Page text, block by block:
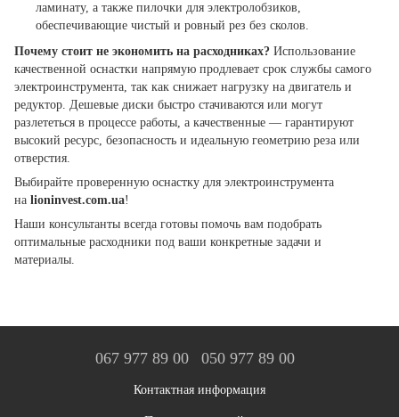
ламинату, а также пилочки для электролобзиков,
обеспечивающие чистый и ровный рез без сколов.
Почему стоит не экономить на расходниках? Использование
качественной оснастки напрямую продлевает срок службы самого
электроинструмента, так как снижает нагрузку на двигатель и
редуктор. Дешевые диски быстро стачиваются или могут
разлететься в процессе работы, а качественные — гарантируют
высокий ресурс, безопасность и идеальную геометрию реза или
отверстия.
Выбирайте проверенную оснастку для электроинструмента
на lioninvest.com.ua!
Наши консультанты всегда готовы помочь вам подобрать
оптимальные расходники под ваши конкретные задачи и
материалы.
067 977 89 00 050 977 89 00
Контактная информация